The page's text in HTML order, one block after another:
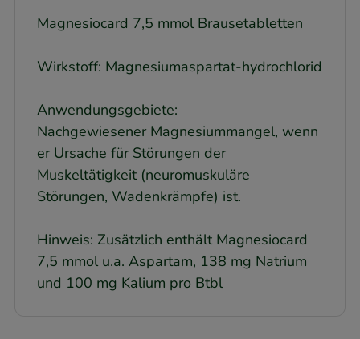
Magnesiocard 7,5 mmol Brausetabletten
Wirkstoff: Magnesiumaspartat-hydrochlorid
Anwendungsgebiete:
Nachgewiesener Magnesiummangel, wenn
er Ursache für Störungen der
Muskeltätigkeit (neuromuskuläre
Störungen, Wadenkrämpfe) ist.
Hinweis: Zusätzlich enthält Magnesiocard
7,5 mmol u.a. Aspartam, 138 mg Natrium
und 100 mg Kalium pro Btbl